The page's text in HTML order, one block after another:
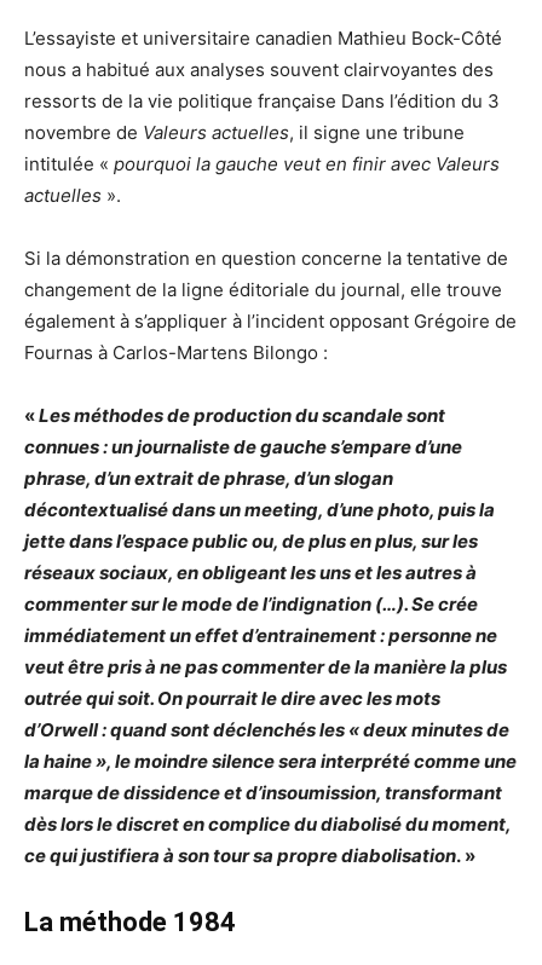
L’essayiste et universitaire canadien Mathieu Bock-Côté
nous a habitué aux analyses souvent clairvoyantes des
ressorts de la vie politique française Dans l’édition du 3
novembre de Valeurs actuelles, il signe une tribune
intitulée « pourquoi la gauche veut en finir avec Valeurs
actuelles ».
Si la démonstration en question concerne la tentative de
changement de la ligne éditoriale du journal, elle trouve
également à s’appliquer à l’incident opposant Grégoire de
Fournas à Carlos-Martens Bilongo :
«Les méthodes de production du scandale sont
connues : un journaliste de gauche s’empare d’une
phrase, d’un extrait de phrase, d’un slogan
décontextualisé dans un meeting, d’une photo, puis la
jette dans l’espace public ou, de plus en plus, sur les
réseaux sociaux, en obligeant les uns et les autres à
commenter sur le mode de l’indignation (…). Se crée
immédiatement un effet d’entrainement : personne ne
veut être pris à ne pas commenter de la manière la plus
outrée qui soit. On pourrait le dire avec les mots
d’Orwell : quand sont déclenchés les « deux minutes de
la haine », le moindre silence sera interprété comme une
marque de dissidence et d’insoumission, transformant
dès lors le discret en complice du diabolisé du moment,
ce qui justifiera à son tour sa propre diabolisation. »
La méthode 1984